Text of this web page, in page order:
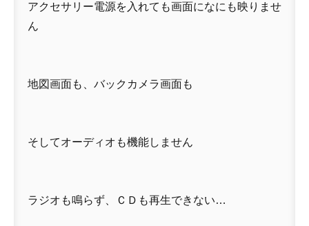
アクセサリー電源を入れても画面になにも映りませ
ん
地図画面も、バックカメラ画面も
そしてオーディオも機能しません
ラジオも鳴らず、ＣＤも再生できない…